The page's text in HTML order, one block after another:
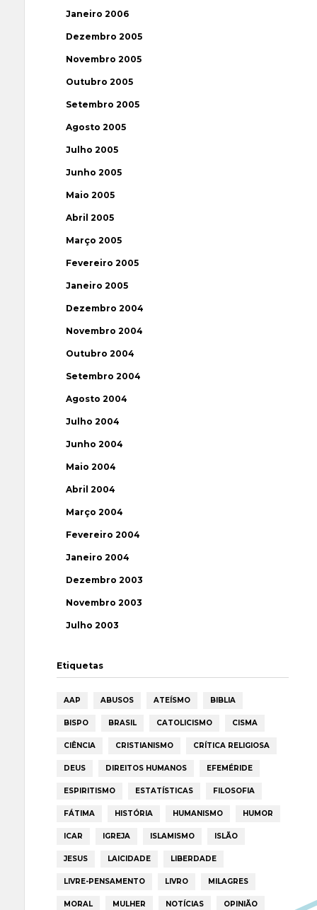
Janeiro 2006
Dezembro 2005
Novembro 2005
Outubro 2005
Setembro 2005
Agosto 2005
Julho 2005
Junho 2005
Maio 2005
Abril 2005
Março 2005
Fevereiro 2005
Janeiro 2005
Dezembro 2004
Novembro 2004
Outubro 2004
Setembro 2004
Agosto 2004
Julho 2004
Junho 2004
Maio 2004
Abril 2004
Março 2004
Fevereiro 2004
Janeiro 2004
Dezembro 2003
Novembro 2003
Julho 2003
Etiquetas
AAP ABUSOS ATEÍSMO BIBLIA
BISPO BRASIL CATOLICISMO CISMA
CIÊNCIA CRISTIANISMO CRÍTICA RELIGIOSA
DEUS DIREITOS HUMANOS EFEMÉRIDE
ESPIRITISMO ESTATÍSTICAS FILOSOFIA
FÁTIMA HISTÓRIA HUMANISMO HUMOR
ICAR IGREJA ISLAMISMO ISLÃO
JESUS LAICIDADE LIBERDADE
LIVRE-PENSAMENTO LIVRO MILAGRES
MORAL MULHER NOTÍCIAS OPINIÃO